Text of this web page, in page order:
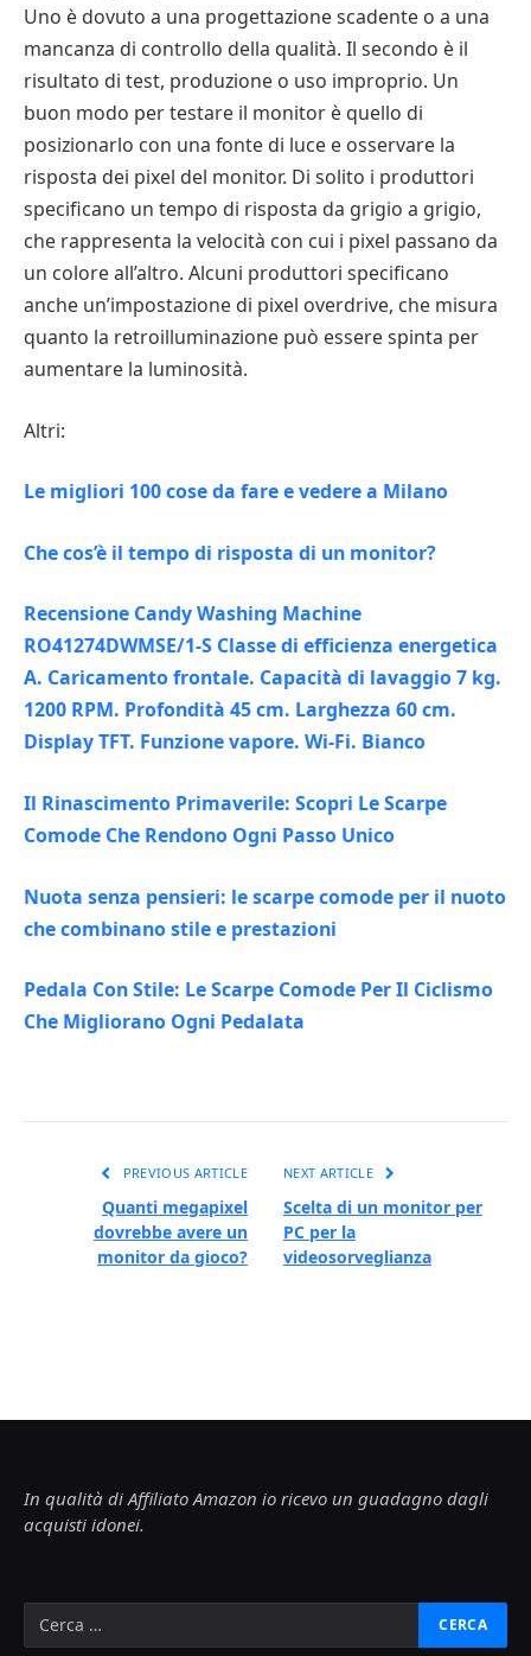
Uno è dovuto a una progettazione scadente o a una
mancanza di controllo della qualità. Il secondo è il
risultato di test, produzione o uso improprio. Un
buon modo per testare il monitor è quello di
posizionarlo con una fonte di luce e osservare la
risposta dei pixel del monitor. Di solito i produttori
specificano un tempo di risposta da grigio a grigio,
che rappresenta la velocità con cui i pixel passano da
un colore all’altro. Alcuni produttori specificano
anche un’impostazione di pixel overdrive, che misura
quanto la retroilluminazione può essere spinta per
aumentare la luminosità.
Altri:
Le migliori 100 cose da fare e vedere a Milano
Che cos’è il tempo di risposta di un monitor?
Recensione Candy Washing Machine
RO41274DWMSE/1-S Classe di efficienza energetica
A. Caricamento frontale. Capacità di lavaggio 7 kg.
1200 RPM. Profondità 45 cm. Larghezza 60 cm.
Display TFT. Funzione vapore. Wi-Fi. Bianco
Il Rinascimento Primaverile: Scopri Le Scarpe
Comode Che Rendono Ogni Passo Unico
Nuota senza pensieri: le scarpe comode per il nuoto
che combinano stile e prestazioni
Pedala Con Stile: Le Scarpe Comode Per Il Ciclismo
Che Migliorano Ogni Pedalata
PREVIOUS ARTICLE
Quanti megapixel
dovrebbe avere un
monitor da gioco?
NEXT ARTICLE
Scelta di un monitor per
PC per la
videosorveglianza
In qualità di Affiliato Amazon io ricevo un guadagno dagli
acquisti idonei.